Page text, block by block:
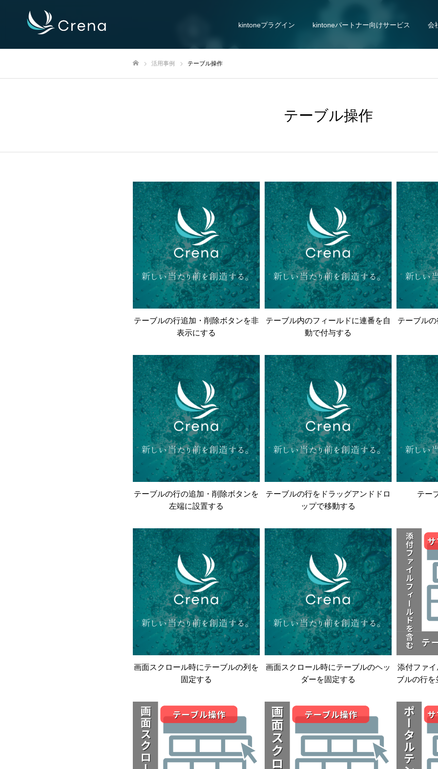
kintoneプラグイン kintoneパートナー向けサービス 会
活用事例 テーブル操作
テーブル操作
テーブルの行追加・削除ボタンを非
表示にする
テーブル内のフィールドに連番を自
動で付与する
テーブル
テーブルの行の追加・削除ボタンを
左端に設置する
テーブルの行をドラッグアンドドロ
ップで移動する
テー
画面スクロール時にテーブルの列を
固定する
画面スクロール時にテーブルのヘッ
ダーを固定する
添付ファ
ブルの行を